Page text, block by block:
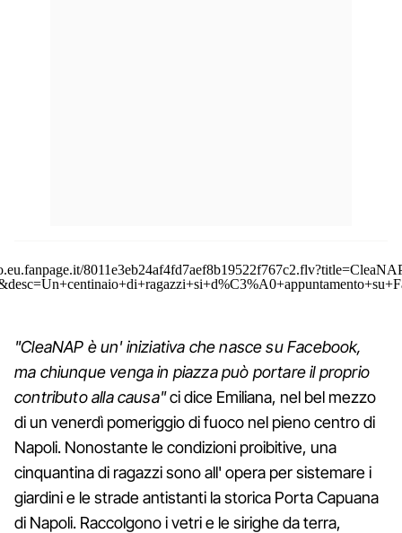
"CleaNAP è un' iniziativa che nasce su Facebook,
ma chiunque venga in piazza può portare il proprio
contributo alla causa"ci dice Emiliana, nel bel mezzo
di un venerdì pomeriggio di fuoco nel pieno centro di
Napoli. Nonostante le condizioni proibitive, una
cinquantina di ragazzi sono all' opera per sistemare i
giardini e le strade antistanti la storica Porta Capuana
di Napoli. Raccolgono i vetri e le sirighe da terra,